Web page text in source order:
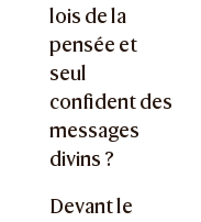
lois de la
pensée et
seul
confident des
messages
divins ?
Devant le